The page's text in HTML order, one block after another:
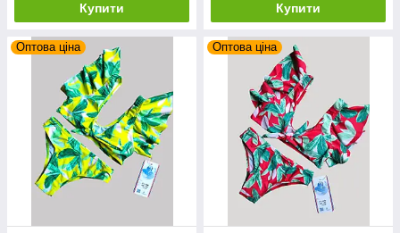
Купити Купити
Оптова ціна Оптова ціна